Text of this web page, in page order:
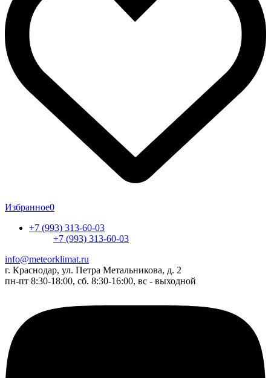
Избранное0
+7 (993) 313-60-03
+7 (993) 313-60-03
info@meteorklimat.ru
г. Краснодар, ул. Петра Метальникова, д. 2
пн-пт 8:30-18:00, сб. 8:30-16:00, вс - выходной